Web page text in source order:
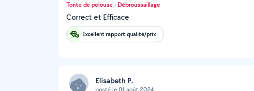
Tonte de pelouse - Débroussaillage
Correct et Efficace
Excellent rapport qualité/prix
Elisabeth P.
posté le 01 août 2024